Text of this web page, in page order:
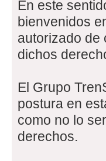
En este
bienvenidos
autorizado de
dichos
El Grupo
postura en
como no lo
derechos.